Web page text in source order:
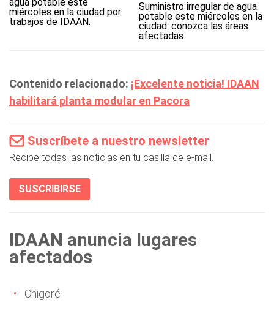
Suministro irregular de agua
potable este miércoles en la
ciudad: conozca las áreas
afectadas
Contenido relacionado: ¡Excelente noticia! IDAAN
habilitará planta modular en Pacora
Suscríbete a nuestro newsletter
Recibe todas las noticias en tu casilla de e-mail.
SUSCRIBIRSE
IDAAN anuncia lugares
afectados
Chigoré